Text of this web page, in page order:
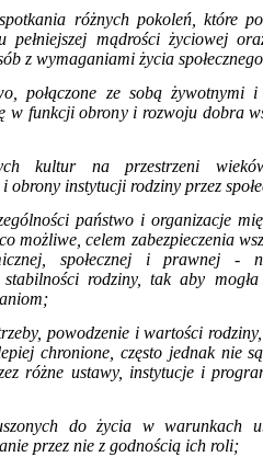
różnych po­koleń, które
pełniejszej mądrości życiowej
z wymaganiami życia
połączone ze sobą żywotnymi
w funkcji obrony i rozwoju dobra
kultur na przestrzeni
obro­ny instytucji rodziny przez
państwo i organizacje
możliwe, celem zabezpieczenia
społecznej i prawnej -
rodziny, tak aby
powodzenie i wartości
chronione, często jednak nie
różne ustawy, instytucje i
do życia w wa­runkach
przez nie z godnością ich roli;